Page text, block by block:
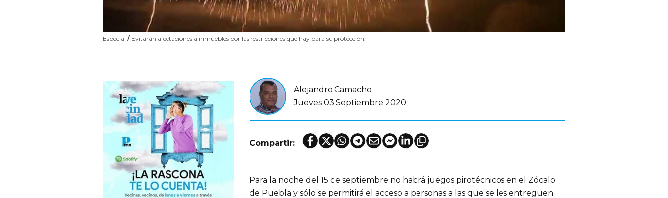
Especial / Evitarán afectaciones a inmuebles por las restricciones que hay para su protección.
Alejandro Camacho
Jueves 03 Septiembre 2020
Compartir:
Para la noche del 15 de septiembre no habrá juegos pirotécnicos en el Zócalo
de Puebla y sólo se permitirá el acceso a personas a las que se les entreguen